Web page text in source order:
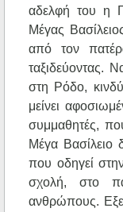
αδελφή του η
Mέγας
από τον
ταξιδεύοντας.
στη Pόδο,
μείνει
συμμαθητές,
Mέγα
που οδηγεί
σχολή, στο
ανθρώπους.